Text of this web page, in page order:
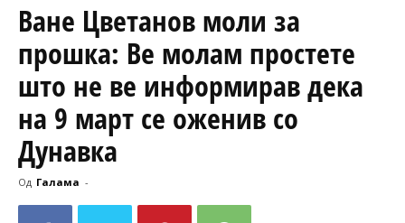
Ване Цветанов моли за
прошка: Ве молам простете
што не ве информирав дека
на 9 март се оженив со
Дунавка
Од Галама -